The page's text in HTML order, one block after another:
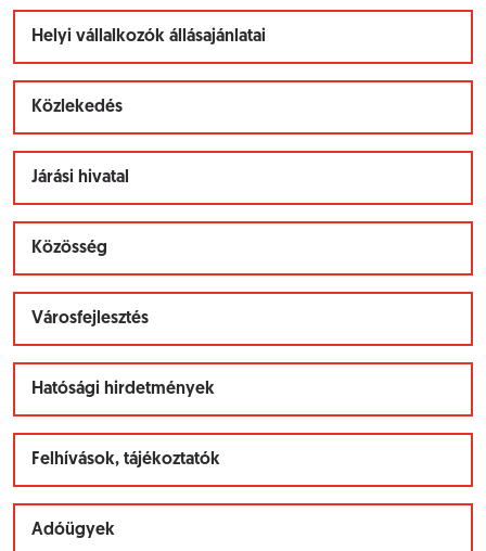
Helyi vállalkozók állásajánlatai
Közlekedés
Járási hivatal
Közösség
Városfejlesztés
Hatósági hirdetmények
Felhívások, tájékoztatók
Adóügyek